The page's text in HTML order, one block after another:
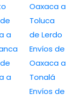
a
a
Oaxaca a
Toluca
de Lerdo
Envíos de
Oaxaca a
Tonalá
Envíos de